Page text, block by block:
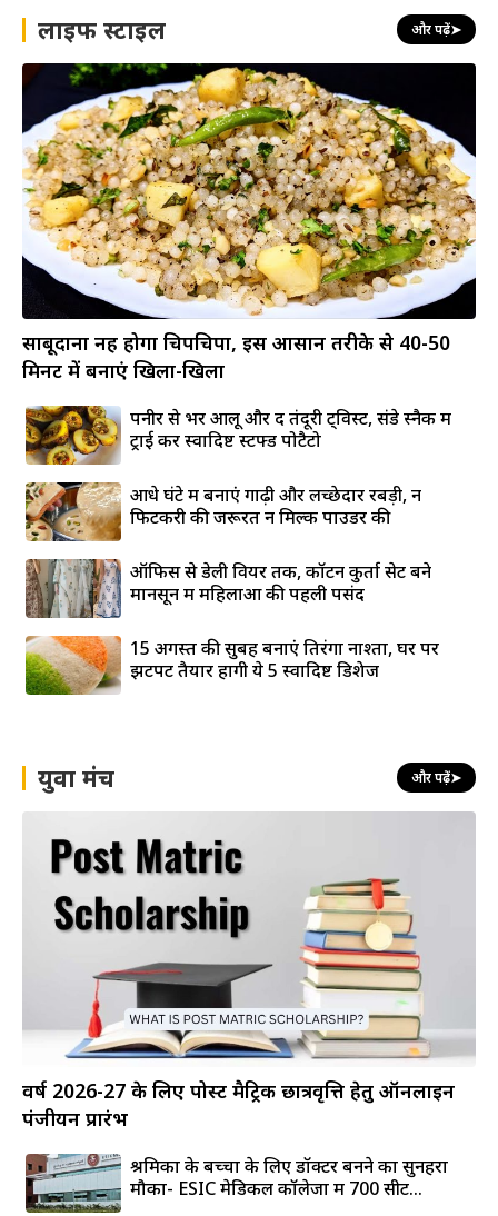
लाइफ स्टाइल और पढ़ें➤
साबूदाना नहीं होगा चिपचिपा, इस आसान तरीके से 40-50
मिनट में बनाएं खिला-खिला
पनीर से भरें आलू और दें तंदूरी ट्विस्ट, संडे स्नैक में
ट्राई करें स्वादिष्ट स्टफ्ड पोटैटो
आधे घंटे में बनाएं गाढ़ी और लच्छेदार रबड़ी, न
फिटकरी की जरूरत न मिल्क पाउडर की
ऑफिस से डेली वियर तक, कॉटन कुर्ता सेट बने
मानसून में महिलाओं की पहली पसंद
15 अगस्त की सुबह बनाएं तिरंगा नाश्ता, घर पर
झटपट तैयार होंगी ये 5 स्वादिष्ट डिशेज
युवा मंच और पढ़ें➤
वर्ष 2026-27 के लिए पोस्ट मैट्रिक छात्रवृत्ति हेतु ऑनलाइन
पंजीयन प्रारंभ
श्रमिकों के बच्चों के लिए डॉक्टर बनने का सुनहरा
मौका- ESIC मेडिकल कॉलेजों में 700 सीटें...